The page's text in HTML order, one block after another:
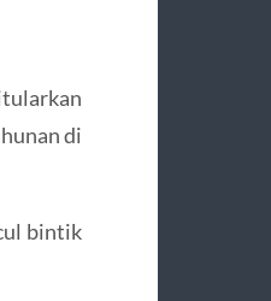
di
bintik